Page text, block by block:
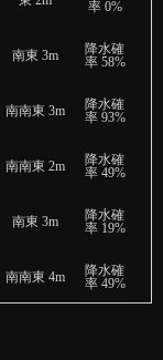
率 0%
南東 3m
降水確
率 58%
南南東 3m
降水確
率 93%
南南東 2m
降水確
率 49%
南東 3m
降水確
率 19%
南南東 4m
降水確
率 49%